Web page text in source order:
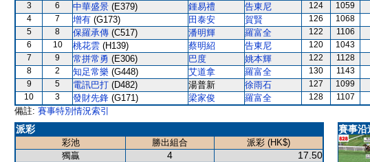
3
6 中華盛景 (E379) 鍾易禮 告東尼 124 1059
4
7 增有 (G173) 田泰安 賀賢 126 1068
5
8 保羅承傳 (C517) 潘明輝 羅富全 122 1106
6
10 桃花雲 (H139) 蔡明紹 告東尼 120 1043
7
9 常拼常勇 (E306) 巴度 姚本輝 122 1128
8
2 知足常樂 (G448) 艾道拿 羅富全 130 1143
9
5 電訊巴打 (D482) 湯普新 徐雨石 127 1099
10
3 發財先鋒 (G171) 梁家俊 羅富全 128 1107
備註: 賽事特別情況索引
派彩
彩池 勝出組合
派彩 (HK$)
獨贏
4 17.50
賽事沿